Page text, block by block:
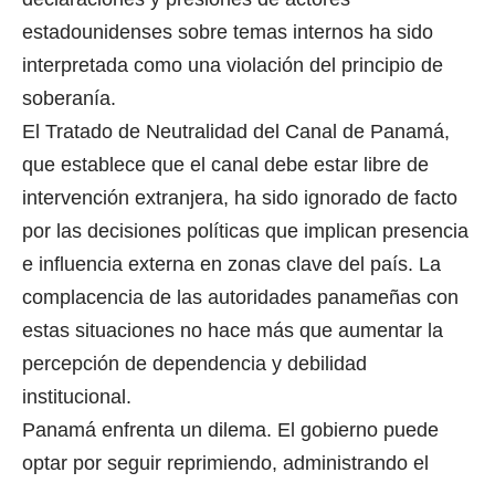
estadounidenses sobre temas internos ha sido
interpretada como una violación del principio de
soberanía.
El Tratado de Neutralidad del Canal de Panamá,
que establece que el canal debe estar libre de
intervención extranjera, ha sido ignorado de facto
por las decisiones políticas que implican presencia
e influencia externa en zonas clave del país. La
complacencia de las autoridades panameñas con
estas situaciones no hace más que aumentar la
percepción de dependencia y debilidad
institucional.
Panamá enfrenta un dilema. El gobierno puede
optar por seguir reprimiendo, administrando el